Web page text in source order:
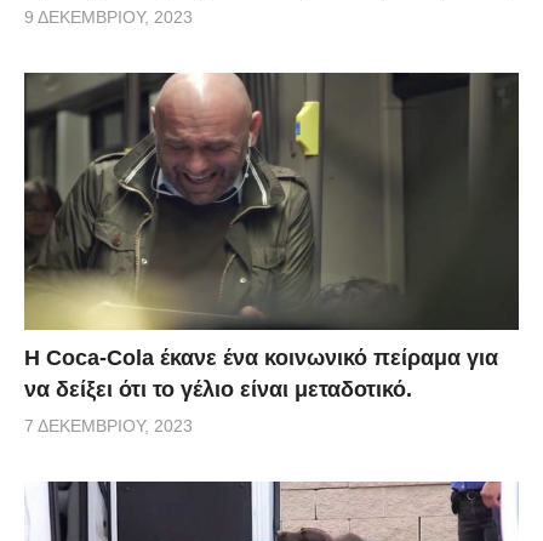
9 ΔΕΚΕΜΒΡΊΟΥ, 2023
Η Coca-Cola έκανε ένα κοινωνικό πείραμα για
να δείξει ότι το γέλιο είναι μεταδοτικό.
7 ΔΕΚΕΜΒΡΊΟΥ, 2023